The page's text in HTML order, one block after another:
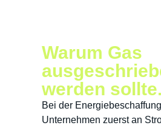
Warum Gas
werden sollte.
Bei der
Unternehmen zuerst an